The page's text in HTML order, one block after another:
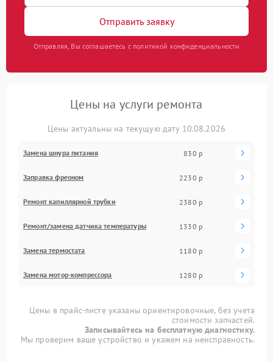
Отправить заявку
Отправляя, Вы соглашаетесь с политикой конфиденциальности
Цены на услуги ремонта
Цены актуальны на текущую дату 10.08.2026
Замена шнура питания 830 р
Заправка фреоном 2230 р
Ремонт капиллярной трубки 2380 р
Ремонт/замена датчика температуры 1330 р
Замена термостата 1180 р
Замена мотор-компрессора 1280 р
Цены в прайс-листе указаны ориентировочные, без учета
стоимости запчастей.
Записывайтесь на бесплатную диагностику.
Мы проверим ваше устройство и укажем на неисправность.